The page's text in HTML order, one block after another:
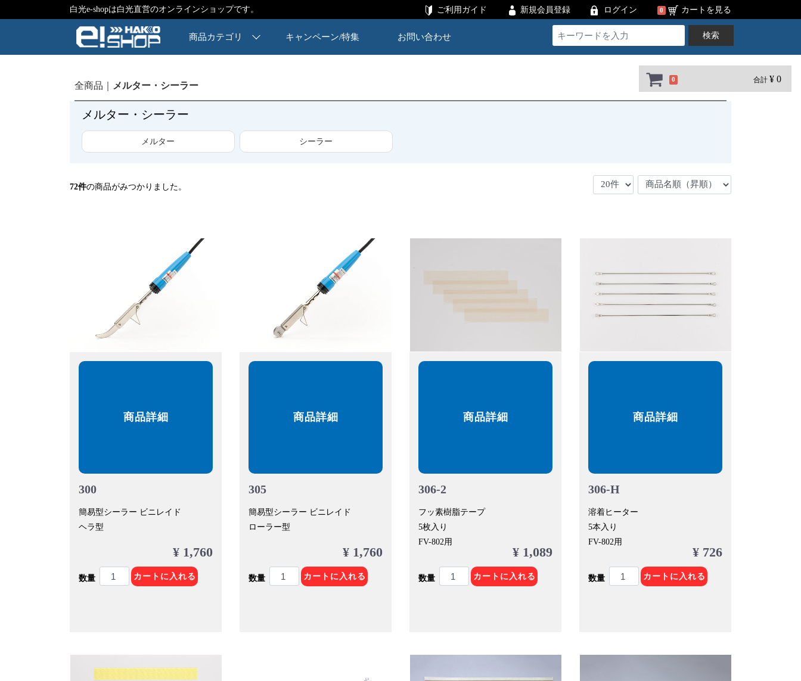
0 合計 ¥ 0
白光e-shopは白光直営のオンラインショップです。 ご利用ガイド 新規会員登録 ログイン 0 カートを見る
商品カテゴリ キャンペーン/特集 お問い合わせ 検索
全商品 メルター・シーラー
メルター・シーラー
メルター シーラー
72件の商品がみつかりました。
商品詳細
300
簡易型シーラー ビニレイド
ヘラ型
¥ 1,760
数量 カートに入れる
商品詳細
305
簡易型シーラー ビニレイド
ローラー型
¥ 1,760
数量 カートに入れる
商品詳細
306-2
フッ素樹脂テープ
5枚入り
FV-802用
¥ 1,089
数量 カートに入れる
商品詳細
306-H
溶着ヒーター
5本入り
FV-802用
¥ 726
数量 カートに入れる